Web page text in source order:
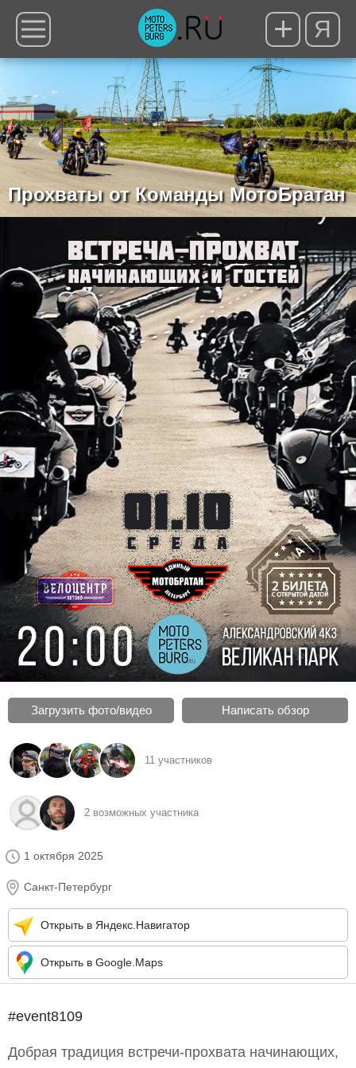
Я
Прохваты от Команды МотоБратан
Загрузить фото/видео Написать обзор
11 участников
2 возможных участника
1 октября 2025
Санкт-Петербург
Открыть в Яндекс.Навигатор
Открыть в Google.Maps
#event8109
Добрая традиция встречи-прохвата начинающих,